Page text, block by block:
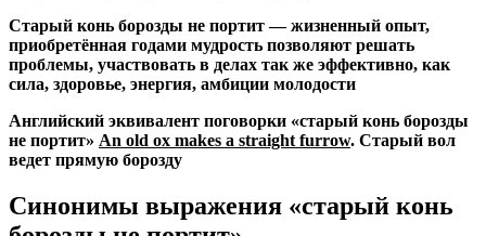
Старый конь борозды не портит — жизненный опыт,
приобретённая годами мудрость позволяют решать
проблемы, участвовать в делах так же эффективно, как
сила, здоровье, энергия, амбиции молодости
Английский эквивалент поговорки «старый конь борозды
не портит» An old ox makes a straight furrow. Старый вол
ведет прямую борозду
Синонимы выражения «старый конь